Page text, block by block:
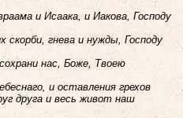
и Исаака, и Иакова, Господу
скорби, гнева и нужды, Господу
нас, Боже, Твоею
и оставления грехов
друга и весь живот наш